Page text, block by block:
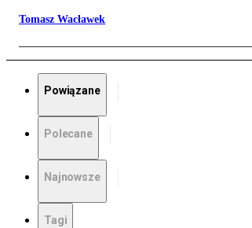
Tomasz Wacławek
Powiązane
Polecane
Najnowsze
Tagi